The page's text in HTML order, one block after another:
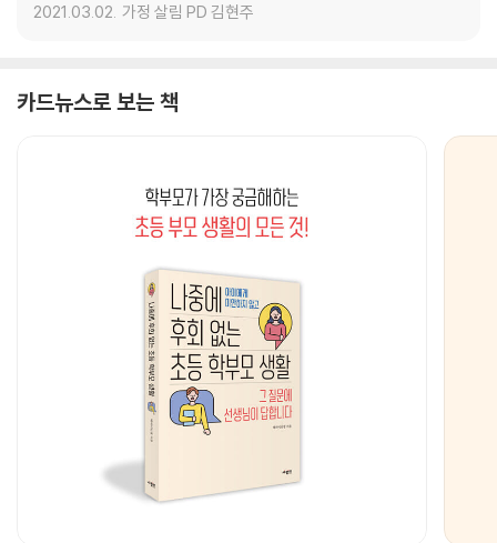
2021.03.02. 가정 살림 PD 김현주
카드뉴스로 보는 책